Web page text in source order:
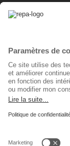
Choisir la
Français
Réseau
© 2026 REPA